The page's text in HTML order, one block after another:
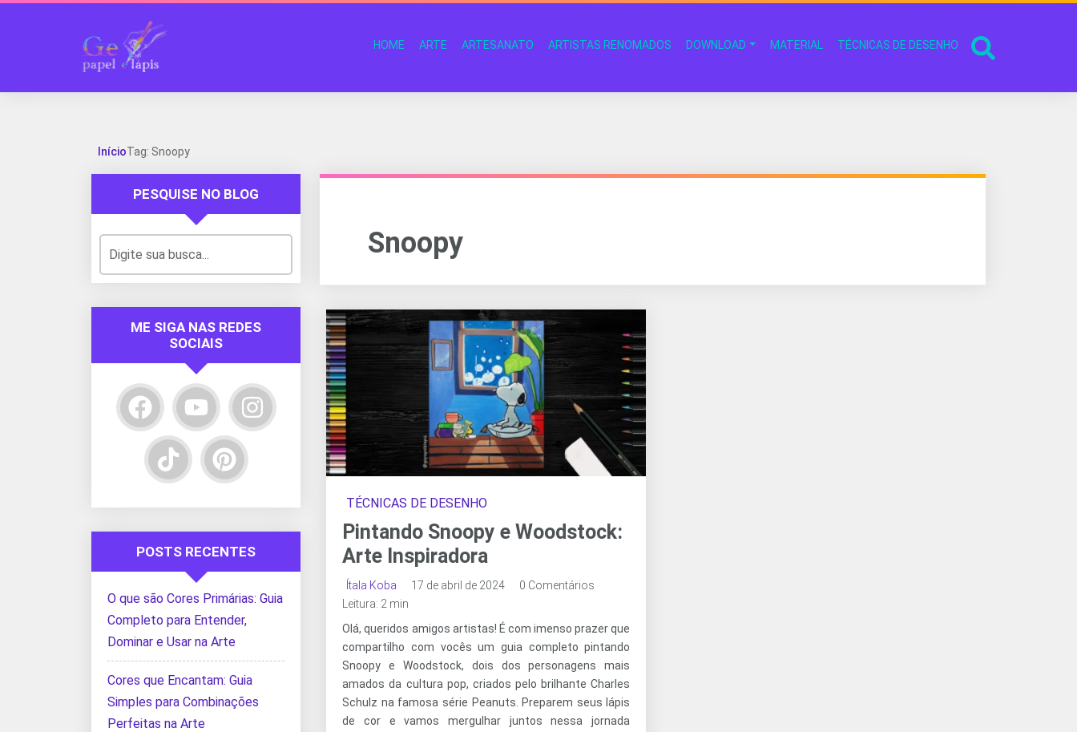
HOME ARTE ARTESANATO ARTISTAS RENOMADOS DOWNLOAD MATERIAL TÉCNICAS DE DESENHO
InícioTag: Snoopy
Snoopy
TÉCNICAS DE DESENHO
Pintando Snoopy e Woodstock:
Arte Inspiradora
Ítala Koba 17 de abril de 2024
0 Comentários
Leitura: 2 min
Olá, queridos amigos artistas! É com imenso prazer que
compartilho com vocês um guia completo pintando
Snoopy e Woodstock, dois dos personagens mais
amados da cultura pop, criados pelo brilhante Charles
Schulz na famosa série Peanuts. Preparem seus lápis
de cor e vamos mergulhar juntos nessa jornada
PESQUISE NO BLOG
ME SIGA NAS REDES
SOCIAIS
POSTS RECENTES
O que são Cores Primárias: Guia
Completo para Entender,
Dominar e Usar na Arte
Cores que Encantam: Guia
Simples para Combinações
Perfeitas na Arte